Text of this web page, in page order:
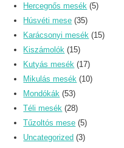
Hercegnős mesék (5)
Húsvéti mese (35)
Karácsonyi mesék (15)
Kiszámolók (15)
Kutyás mesék (17)
Mikulás mesék (10)
Mondókák (53)
Téli mesék (28)
Tűzoltós mese (5)
Uncategorized (3)